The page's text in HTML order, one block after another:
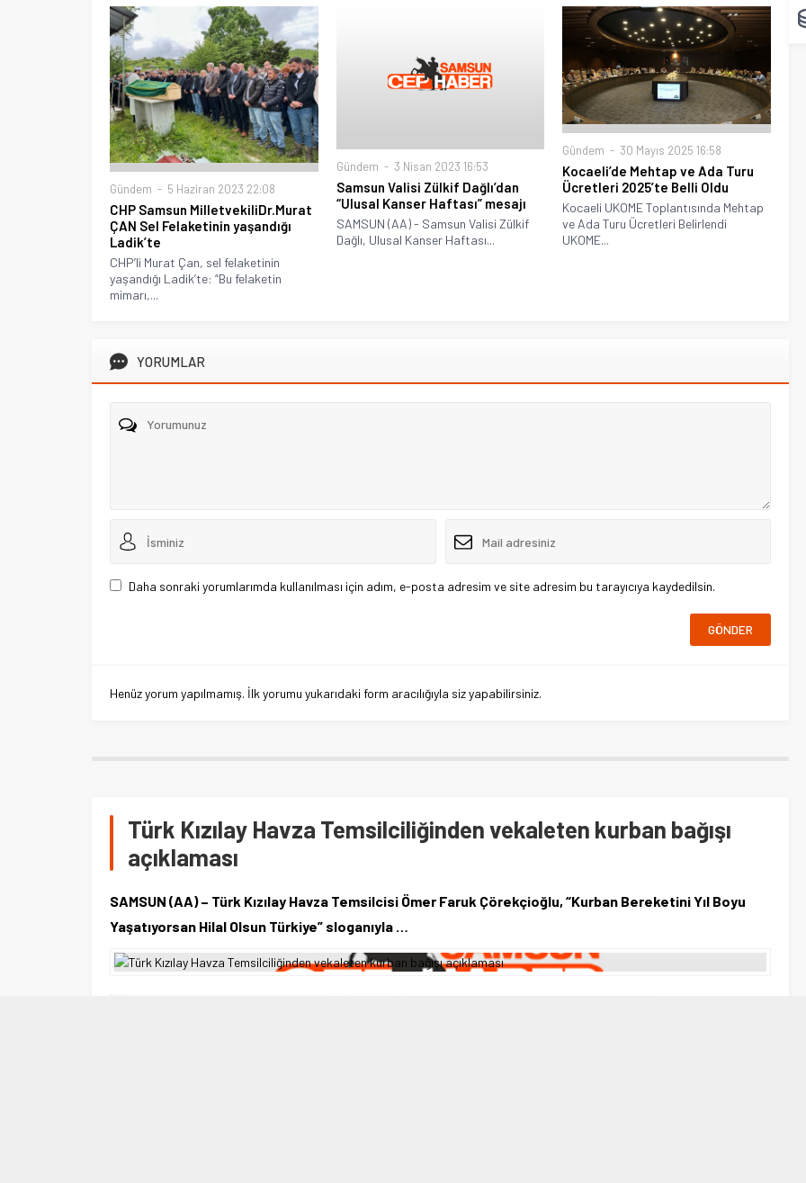
Gündem 5 Haziran 2023 22:08
CHP Samsun MilletvekiliDr.Murat
ÇAN Sel Felaketinin yaşandığı
Ladik’te
CHP’li Murat Çan, sel felaketinin
yaşandığı Ladik’te: “Bu felaketin
mimarı,...
Gündem 3 Nisan 2023 16:53
Samsun Valisi Zülkif Dağlı’dan
“Ulusal Kanser Haftası” mesajı
SAMSUN (AA) - Samsun Valisi Zülkif
Dağlı, Ulusal Kanser Haftası...
Gündem 30 Mayıs 2025 16:58
Kocaeli’de Mehtap ve Ada Turu
Ücretleri 2025’te Belli Oldu
Kocaeli UKOME Toplantısında Mehtap
ve Ada Turu Ücretleri Belirlendi
UKOME...
YORUMLAR
Daha sonraki yorumlarımda kullanılması için adım, e-posta adresim ve site adresim bu tarayıcıya kaydedilsin.
Henüz yorum yapılmamış. İlk yorumu yukarıdaki form aracılığıyla siz yapabilirsiniz.
Türk Kızılay Havza Temsilciliğinden vekaleten kurban bağışı
açıklaması
SAMSUN (AA) – Türk Kızılay Havza Temsilcisi Ömer Faruk Çörekçioğlu, “Kurban Bereketini Yıl Boyu
Yaşatıyorsan Hilal Olsun Türkiye” sloganıyla …